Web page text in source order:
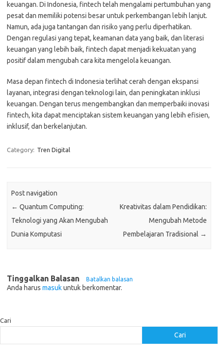
keuangan. Di Indonesia, fintech telah mengalami pertumbuhan yang
pesat dan memiliki potensi besar untuk perkembangan lebih lanjut.
Namun, ada juga tantangan dan risiko yang perlu diperhatikan.
Dengan regulasi yang tepat, keamanan data yang baik, dan literasi
keuangan yang lebih baik, fintech dapat menjadi kekuatan yang
positif dalam mengubah cara kita mengelola keuangan.
Masa depan fintech di Indonesia terlihat cerah dengan ekspansi
layanan, integrasi dengan teknologi lain, dan peningkatan inklusi
keuangan. Dengan terus mengembangkan dan memperbaiki inovasi
fintech, kita dapat menciptakan sistem keuangan yang lebih efisien,
inklusif, dan berkelanjutan.
Category: Tren Digital
Post navigation
← Quantum Computing:
Teknologi yang Akan Mengubah
Dunia Komputasi
Kreativitas dalam Pendidikan:
Mengubah Metode
Pembelajaran Tradisional →
Tinggalkan Balasan Batalkan balasan
Anda harus masukuntuk berkomentar.
Cari
Cari